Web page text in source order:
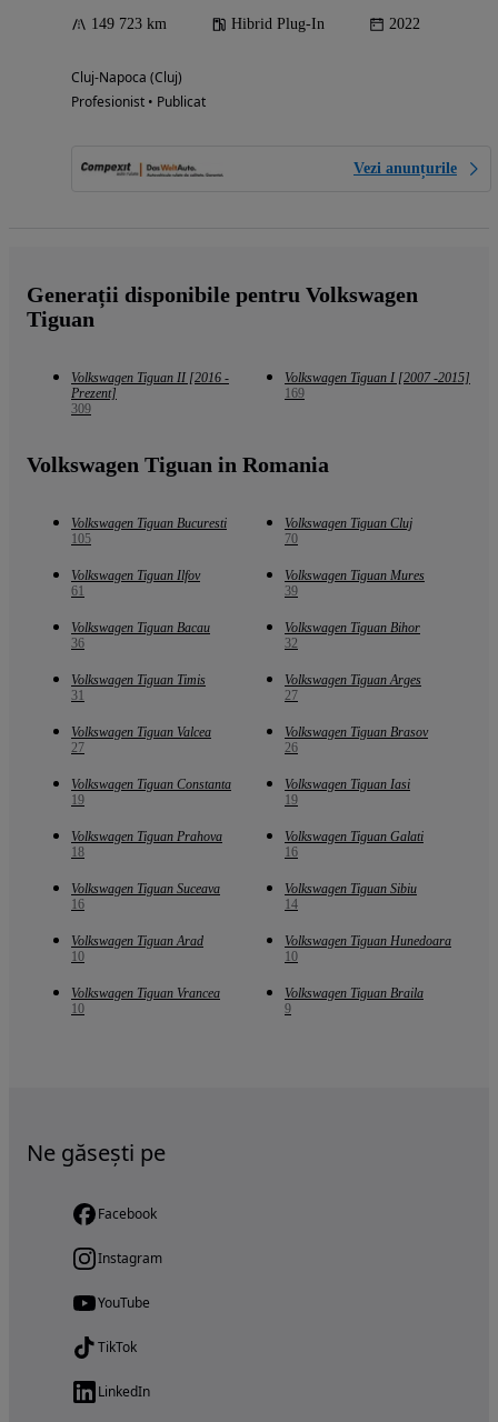
149 723 km Hibrid Plug-In 2022
Cluj-Napoca (Cluj)
Profesionist • Publicat
Vezi anunțurile
Generații disponibile pentru Volkswagen
Tiguan
Volkswagen Tiguan II [2016 -
Prezent]
309
Volkswagen Tiguan I [2007 -2015]
169
Volkswagen Tiguan in Romania
Volkswagen Tiguan Bucuresti
105
Volkswagen Tiguan Cluj
70
Volkswagen Tiguan Ilfov
61
Volkswagen Tiguan Mures
39
Volkswagen Tiguan Bacau
36
Volkswagen Tiguan Bihor
32
Volkswagen Tiguan Timis
31
Volkswagen Tiguan Arges
27
Volkswagen Tiguan Valcea
27
Volkswagen Tiguan Brasov
26
Volkswagen Tiguan Constanta
19
Volkswagen Tiguan Iasi
19
Volkswagen Tiguan Prahova
18
Volkswagen Tiguan Galati
16
Volkswagen Tiguan Suceava
16
Volkswagen Tiguan Sibiu
14
Volkswagen Tiguan Arad
10
Volkswagen Tiguan Hunedoara
10
Volkswagen Tiguan Vrancea
10
Volkswagen Tiguan Braila
9
Ne găsești pe
Facebook
Instagram
YouTube
TikTok
LinkedIn